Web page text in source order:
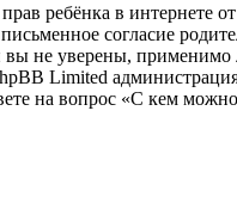
ребёнка в
согласие
не уверены,
Limited
на вопрос «С кем